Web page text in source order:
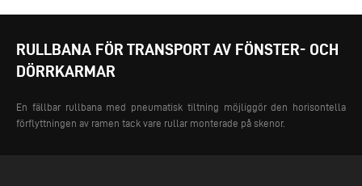
RULLBANA FÖR TRANSPORT AV FÖNSTER- OCH
DÖRRKARMAR
En fällbar rullbana med pneumatisk tiltning möjliggör den horisontella
förflyttningen av ramen tack vare rullar monterade på skenor.